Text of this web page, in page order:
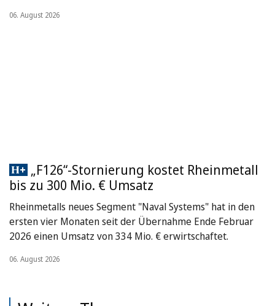
06. August 2026
„F126“-Stornierung kostet Rheinmetall
bis zu 300 Mio. € Umsatz
Rheinmetalls neues Segment "Naval Systems" hat in den
ersten vier Monaten seit der Übernahme Ende Februar
2026 einen Umsatz von 334 Mio. € erwirtschaftet.
06. August 2026